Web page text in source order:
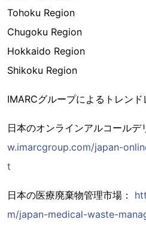
Tohoku Region
Chugoku Region
Hokkaido Region
Shikoku Region
IMARCグループによるトレンド
日本のオンラインアルコールデ
w.imarcgroup.com/japan-
t
日本の医療廃棄物管理市場：
m/japan-medical-waste-